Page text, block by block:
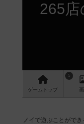
265
ゲーム トップ
5
ノイで遊ぶことがで